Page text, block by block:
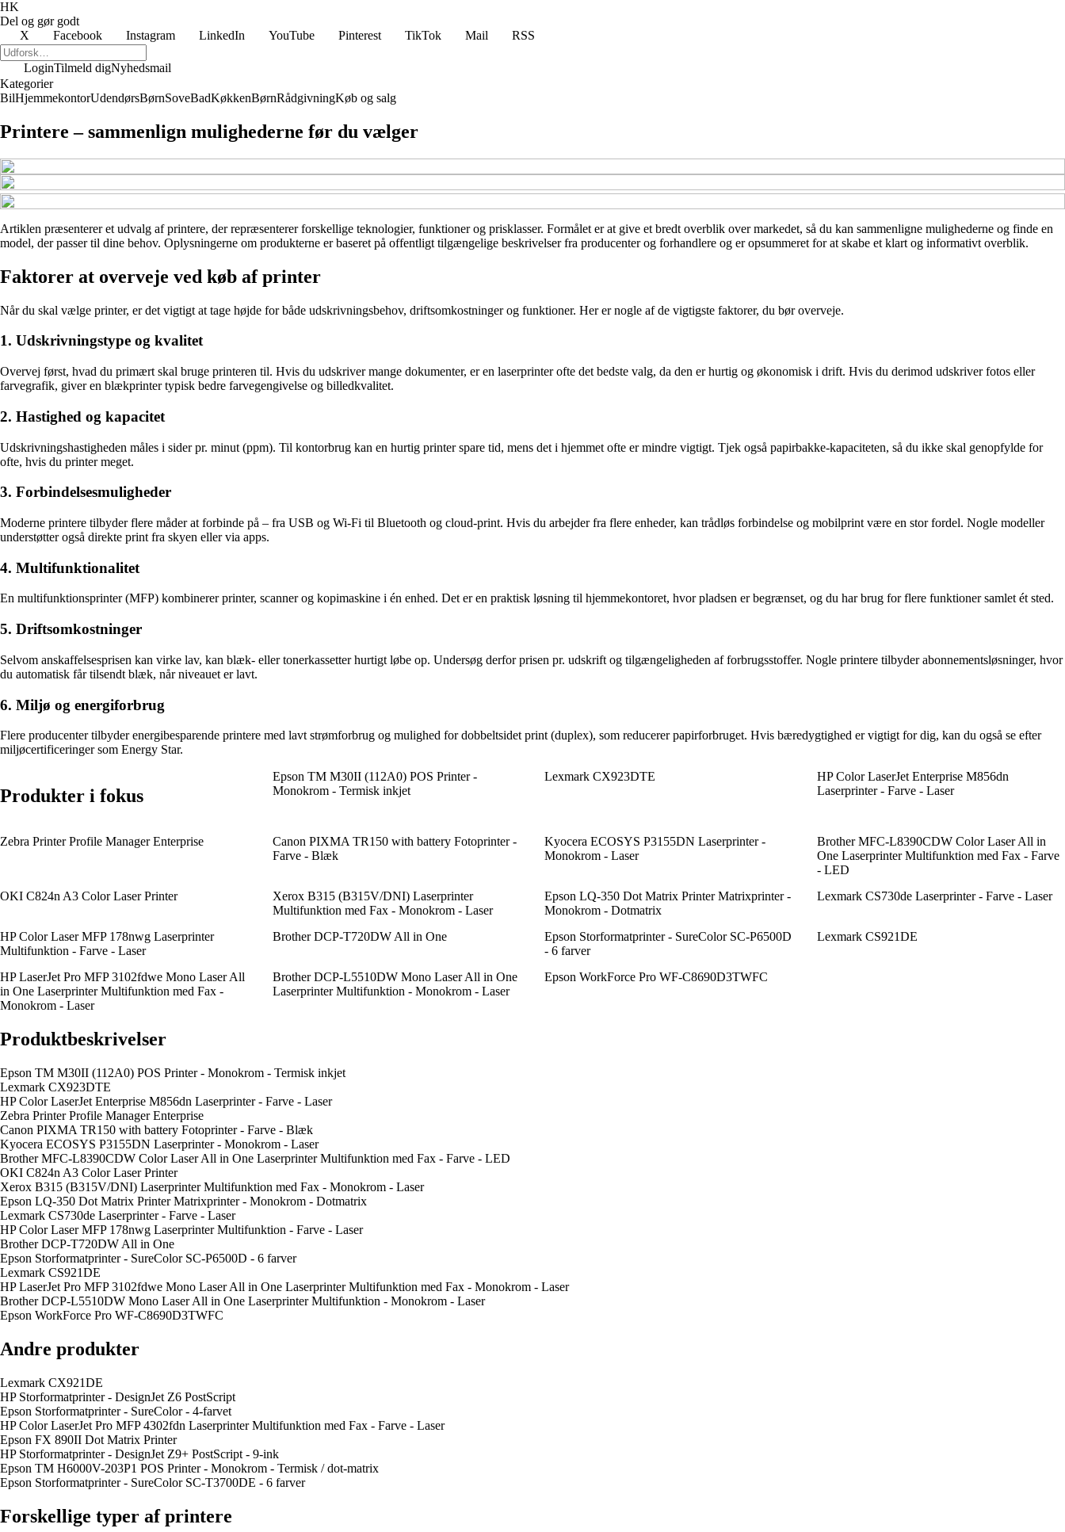
HK
Del og gør godt
X
Facebook Instagram LinkedIn YouTube Pinterest TikTok Mail RSS
LoginTilmeld digNyhedsmail
Kategorier
BilHjemmekontorUdendørsBørnSoveBadKøkkenBørnRådgivningKøb og salg
Printere – sammenlign mulighederne før du vælger
Artiklen præsenterer et udvalg af printere, der repræsenterer forskellige teknologier, funktioner og prisklasser. Formålet er at give et bredt overblik over markedet, så du kan sammenligne mulighederne og finde en
model, der passer til dine behov. Oplysningerne om produkterne er baseret på offentligt tilgængelige beskrivelser fra producenter og forhandlere og er opsummeret for at skabe et klart og informativt overblik.
Faktorer at overveje ved køb af printer
Når du skal vælge printer, er det vigtigt at tage højde for både udskrivningsbehov, driftsomkostninger og funktioner. Her er nogle af de vigtigste faktorer, du bør overveje.
1. Udskrivningstype og kvalitet
Overvej først, hvad du primært skal bruge printeren til. Hvis du udskriver mange dokumenter, er en laserprinter ofte det bedste valg, da den er hurtig og økonomisk i drift. Hvis du derimod udskriver fotos eller
farvegrafik, giver en blækprinter typisk bedre farvegengivelse og billedkvalitet.
2. Hastighed og kapacitet
Udskrivningshastigheden måles i sider pr. minut (ppm). Til kontorbrug kan en hurtig printer spare tid, mens det i hjemmet ofte er mindre vigtigt. Tjek også papirbakke-kapaciteten, så du ikke skal genopfylde for
ofte, hvis du printer meget.
3. Forbindelsesmuligheder
Moderne printere tilbyder flere måder at forbinde på – fra USB og Wi-Fi til Bluetooth og cloud-print. Hvis du arbejder fra flere enheder, kan trådløs forbindelse og mobilprint være en stor fordel. Nogle modeller
understøtter også direkte print fra skyen eller via apps.
4. Multifunktionalitet
En multifunktionsprinter (MFP) kombinerer printer, scanner og kopimaskine i én enhed. Det er en praktisk løsning til hjemmekontoret, hvor pladsen er begrænset, og du har brug for flere funktioner samlet ét sted.
5. Driftsomkostninger
Selvom anskaffelsesprisen kan virke lav, kan blæk- eller tonerkassetter hurtigt løbe op. Undersøg derfor prisen pr. udskrift og tilgængeligheden af forbrugsstoffer. Nogle printere tilbyder abonnementsløsninger, hvor
du automatisk får tilsendt blæk, når niveauet er lavt.
6. Miljø og energiforbrug
Flere producenter tilbyder energibesparende printere med lavt strømforbrug og mulighed for dobbeltsidet print (duplex), som reducerer papirforbruget. Hvis bæredygtighed er vigtigt for dig, kan du også se efter
miljøcertificeringer som Energy Star.
Produkter i fokus
Epson TM M30II (112A0) POS Printer -
Monokrom - Termisk inkjet
Lexmark CX923DTE
HP Color LaserJet Enterprise M856dn
Laserprinter - Farve - Laser
Zebra Printer Profile Manager Enterprise
Canon PIXMA TR150 with battery Fotoprinter -
Farve - Blæk
Kyocera ECOSYS P3155DN Laserprinter -
Monokrom - Laser
Brother MFC-L8390CDW Color Laser All in
One Laserprinter Multifunktion med Fax - Farve
- LED
OKI C824n A3 Color Laser Printer
Xerox B315 (B315V/DNI) Laserprinter
Multifunktion med Fax - Monokrom - Laser
Epson LQ-350 Dot Matrix Printer Matrixprinter -
Monokrom - Dotmatrix
Lexmark CS730de Laserprinter - Farve - Laser
HP Color Laser MFP 178nwg Laserprinter
Multifunktion - Farve - Laser
Brother DCP-T720DW All in One
Epson Storformatprinter - SureColor SC-P6500D
- 6 farver
Lexmark CS921DE
HP LaserJet Pro MFP 3102fdwe Mono Laser All
in One Laserprinter Multifunktion med Fax -
Monokrom - Laser
Brother DCP-L5510DW Mono Laser All in One
Laserprinter Multifunktion - Monokrom - Laser
Epson WorkForce Pro WF-C8690D3TWFC
Produktbeskrivelser
Epson TM M30II (112A0) POS Printer - Monokrom - Termisk inkjet
Lexmark CX923DTE
HP Color LaserJet Enterprise M856dn Laserprinter - Farve - Laser
Zebra Printer Profile Manager Enterprise
Canon PIXMA TR150 with battery Fotoprinter - Farve - Blæk
Kyocera ECOSYS P3155DN Laserprinter - Monokrom - Laser
Brother MFC-L8390CDW Color Laser All in One Laserprinter Multifunktion med Fax - Farve - LED
OKI C824n A3 Color Laser Printer
Xerox B315 (B315V/DNI) Laserprinter Multifunktion med Fax - Monokrom - Laser
Epson LQ-350 Dot Matrix Printer Matrixprinter - Monokrom - Dotmatrix
Lexmark CS730de Laserprinter - Farve - Laser
HP Color Laser MFP 178nwg Laserprinter Multifunktion - Farve - Laser
Brother DCP-T720DW All in One
Epson Storformatprinter - SureColor SC-P6500D - 6 farver
Lexmark CS921DE
HP LaserJet Pro MFP 3102fdwe Mono Laser All in One Laserprinter Multifunktion med Fax - Monokrom - Laser
Brother DCP-L5510DW Mono Laser All in One Laserprinter Multifunktion - Monokrom - Laser
Epson WorkForce Pro WF-C8690D3TWFC
Andre produkter
Lexmark CX921DE
HP Storformatprinter - DesignJet Z6 PostScript
Epson Storformatprinter - SureColor - 4-farvet
HP Color LaserJet Pro MFP 4302fdn Laserprinter Multifunktion med Fax - Farve - Laser
Epson FX 890II Dot Matrix Printer
HP Storformatprinter - DesignJet Z9+ PostScript - 9-ink
Epson TM H6000V-203P1 POS Printer - Monokrom - Termisk / dot-matrix
Epson Storformatprinter - SureColor SC-T3700DE - 6 farver
Forskellige typer af printere